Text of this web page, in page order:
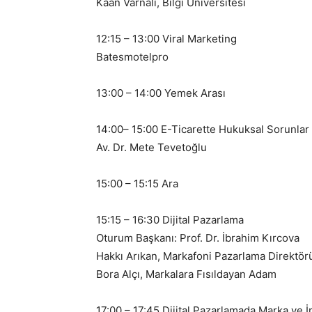
12:15 – 13:00 Viral Marketing
Batesmotelpro
13:00 – 14:00 Yemek Arası
14:00– 15:00 E-Ticarette Hukuksal Sorunlar
Av. Dr. Mete Tevetoğlu
15:00 – 15:15 Ara
15:15 – 16:30 Dijital Pazarlama
Oturum Başkanı: Prof. Dr. İbrahim Kırcova
Hakkı Arıkan, Markafoni Pazarlama
Bora Alçı, Markalara Fısıldayan Adam